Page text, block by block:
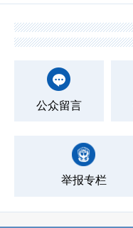
公众留言
举报专栏